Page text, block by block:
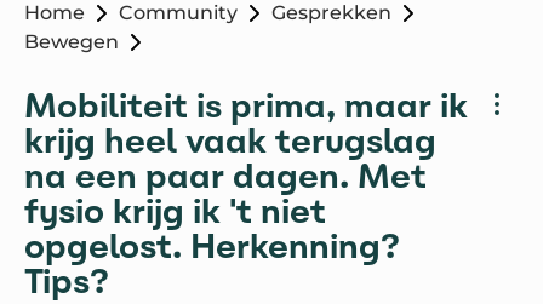
Home Community
Gesprekken
Bewegen
Mobiliteit is prima, maar ik
krijg heel vaak terugslag
na een paar dagen. Met
fysio krijg ik 't niet
opgelost. Herkenning?
Tips?